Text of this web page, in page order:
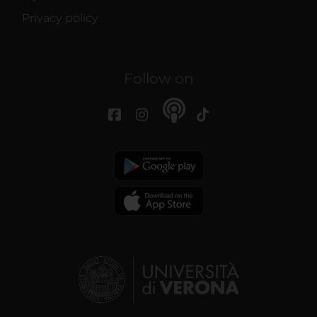
Privacy policy
Follow on